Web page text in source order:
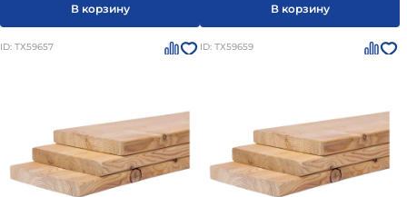
В корзину В корзину
ID: ТХ59657 ID: ТХ59659